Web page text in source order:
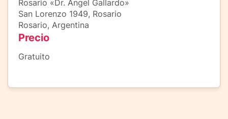
Rosario «Dr. Ángel Gallardo»
San Lorenzo 1949, Rosario
Rosario, Argentina
Precio
Gratuito